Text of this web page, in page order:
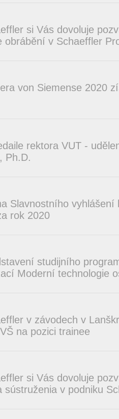
si Vás dovoluje
obrábění v Schaeffler
von Siemense 2020
rektora VUT -
Ph.D.
Slavnostního
rok 2020
studijního
Moderní technologie
v závodech v
na pozici trainee
si Vás dovoluje
sústruženia v podniku